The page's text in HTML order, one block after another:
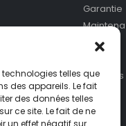
technologies telles que
des appareils. Le fait
des données telles
ce site. Le fait de ne
un effet négatif sur
Garantie
SAV